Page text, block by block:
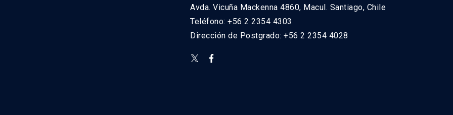
Avda. Vicuña Mackenna 4860, Macul. Santiago, Chile
Teléfono: +56 2 2354 4303
Dirección de Postgrado: +56 2 2354 4028